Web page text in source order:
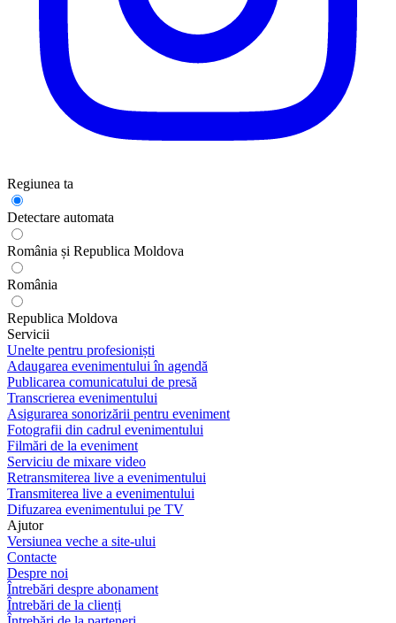
Regiunea ta
Detectare automata
România și Republica Moldova
România
Republica Moldova
Servicii
Unelte pentru profesioniști
Adaugarea evenimentului în agendă
Publicarea comunicatului de presă
Transcrierea evenimentului
Asigurarea sonorizării pentru eveniment
Fotografii din cadrul evenimentului
Filmări de la eveniment
Serviciu de mixare video
Retransmiterea live a evenimentului
Transmiterea live a evenimentului
Difuzarea evenimentului pe TV
Ajutor
Versiunea veche a site-ului
Contacte
Despre noi
Întrebări despre abonament
Întrebări de la clienți